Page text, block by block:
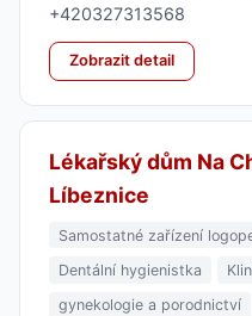
+420327313568
Zobrazit detail
Lékařský dům Na
Líbeznice
Samostatné zařízení
Dentální hygienistka
gynekologie a porodnictví